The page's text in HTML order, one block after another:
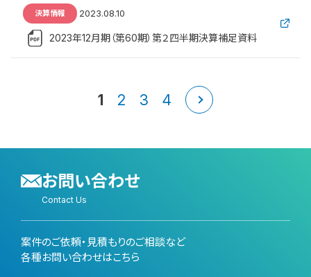
決算情報 2023.08.10
2023年12月期（第60期）第２四半期決算補足資料
1 2 3 4
お問い合わせ
Contact Us
案件のご依頼・見積もりのご相談など
各種お問い合わせはこちら